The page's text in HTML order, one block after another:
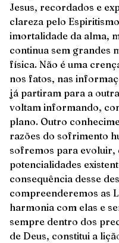
Jesus, recordados e
clareza pelo
imortalidade da alma,
continua sem grandes
física. Não é uma
nos fatos, nas
já partiram para a
voltam informando,
plano. Outro
razões do sofrimento
sofremos para evoluir,
potencialidades
consequência desse
compreenderemos as
harmonia com elas e
sempre dentro dos
de Deus, constitui a